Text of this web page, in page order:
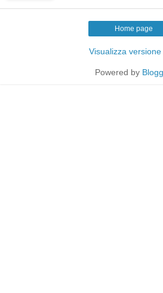
Home page
Visualizza versione
Powered by